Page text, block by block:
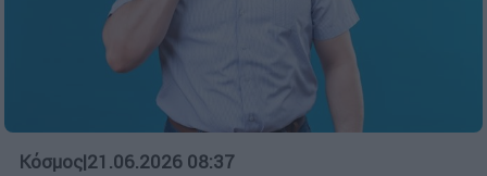
Κόσμος|21.06.2026 08:37